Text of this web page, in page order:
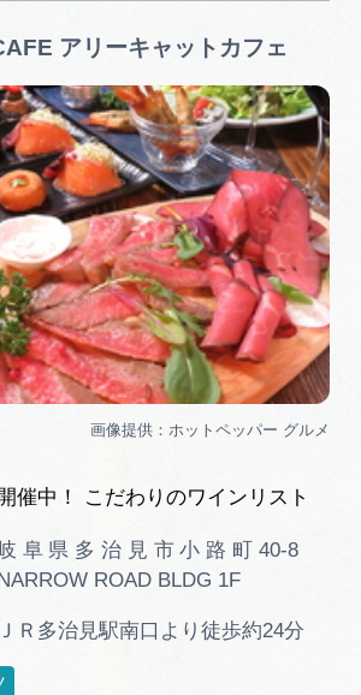
アリーキャットカフェ
催中！ こだわりのワインリスト
阜県多治見市小路町40-8
ROAD BLDG 1F
ＪＲ多治見駅南口より徒歩約24分